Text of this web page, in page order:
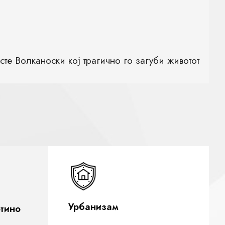
Волканоски кој трагично го загуби животот
од македонско знаење до глобална
финансиска поддршка доколку станува
Урбанизам